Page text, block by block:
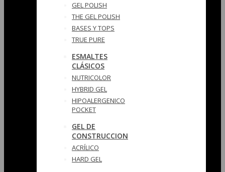
GEL POLISH
THE GEL POLISH
BASES Y‎ TOPS
TRUE PURE
ESMALTES
CLÁSICOS
NUTRICOLOR
HYBRID GEL
HIPOALERGENICO
POCKET
GEL DE
CONSTRUCCION
ACRÍLICO
HARD GEL